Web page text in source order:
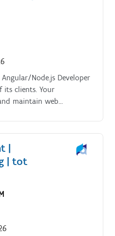
bij de maandafsluiting
ondersteunt bij audits.
Node.js Developer
its clients. Your
maintain web
teams to deliver high-
in the design,
deployment of new
and contribute to
|
| tot